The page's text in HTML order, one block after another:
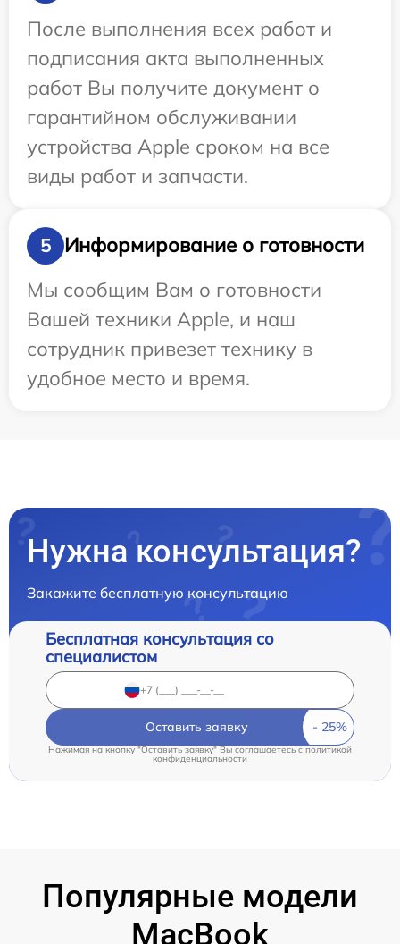
После выполнения всех работ и
подписания акта выполненных
работ Вы получите документ о
гарантийном обслуживании
устройства Apple сроком на все
виды работ и запчасти.
5
Информирование о готовности
Мы сообщим Вам о готовности
Вашей техники Apple, и наш
сотрудник привезет технику в
удобное место и время.
Нужна консультация?
Закажите бесплатную консультацию
Бесплатная консультация со
специалистом
Оставить заявку
Нажимая на кнопку "Оставить заявку" Вы соглашаетесь cполитикой
конфиденциальности
Популярные модели
MacBook